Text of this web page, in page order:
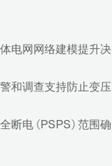
电网网络建模提升决
和调查支持防止变压
断电 (PSPS) 范围确